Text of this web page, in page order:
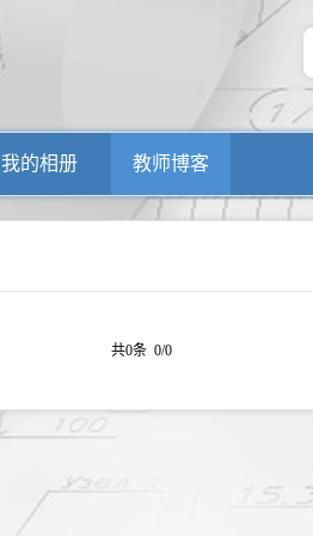
我的相册 教师博客
共0条 0/0